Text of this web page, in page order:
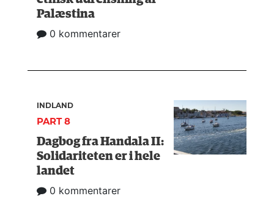
Palæstina
0 kommentarer
INDLAND
PART 8
Dagbog fra Handala II:
Solidariteten er i hele
landet
0 kommentarer